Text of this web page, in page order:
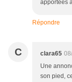
apportées
Répondre
C clara65
Une
son pied,